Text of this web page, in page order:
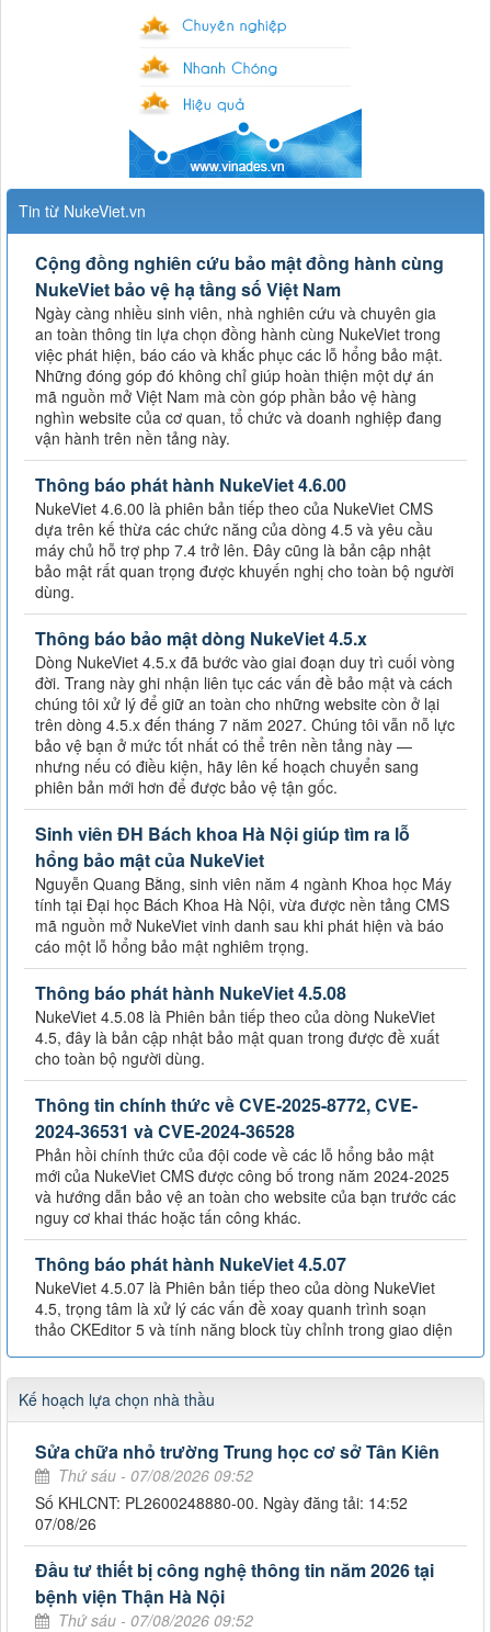
Tin từ NukeViet.vn
Cộng đồng nghiên cứu bảo mật đồng hành cùng
NukeViet bảo vệ hạ tầng số Việt Nam
Ngày càng nhiều sinh viên, nhà nghiên cứu và chuyên gia
an toàn thông tin lựa chọn đồng hành cùng NukeViet trong
việc phát hiện, báo cáo và khắc phục các lỗ hổng bảo mật.
Những đóng góp đó không chỉ giúp hoàn thiện một dự án
mã nguồn mở Việt Nam mà còn góp phần bảo vệ hàng
nghìn website của cơ quan, tổ chức và doanh nghiệp đang
vận hành trên nền tảng này.
Thông báo phát hành NukeViet 4.6.00
NukeViet 4.6.00 là phiên bản tiếp theo của NukeViet CMS
dựa trên kế thừa các chức năng của dòng 4.5 và yêu cầu
máy chủ hỗ trợ php 7.4 trở lên. Đây cũng là bản cập nhật
bảo mật rất quan trọng được khuyến nghị cho toàn bộ người
dùng.
Thông báo bảo mật dòng NukeViet 4.5.x
Dòng NukeViet 4.5.x đã bước vào giai đoạn duy trì cuối vòng
đời. Trang này ghi nhận liên tục các vấn đề bảo mật và cách
chúng tôi xử lý để giữ an toàn cho những website còn ở lại
trên dòng 4.5.x đến tháng 7 năm 2027. Chúng tôi vẫn nỗ lực
bảo vệ bạn ở mức tốt nhất có thể trên nền tảng này —
nhưng nếu có điều kiện, hãy lên kế hoạch chuyển sang
phiên bản mới hơn để được bảo vệ tận gốc.
Sinh viên ĐH Bách khoa Hà Nội giúp tìm ra lỗ
hổng bảo mật của NukeViet
Nguyễn Quang Bằng, sinh viên năm 4 ngành Khoa học Máy
tính tại Đại học Bách Khoa Hà Nội, vừa được nền tảng CMS
mã nguồn mở NukeViet vinh danh sau khi phát hiện và báo
cáo một lỗ hổng bảo mật nghiêm trọng.
Thông báo phát hành NukeViet 4.5.08
NukeViet 4.5.08 là Phiên bản tiếp theo của dòng NukeViet
4.5, đây là bản cập nhật bảo mật quan trong được đề xuất
cho toàn bộ người dùng.
Thông tin chính thức về CVE-2025-8772, CVE-
2024-36531 và CVE-2024-36528
Phản hồi chính thức của đội code về các lỗ hổng bảo mật
mới của NukeViet CMS được công bố trong năm 2024-2025
và hướng dẫn bảo vệ an toàn cho website của bạn trước các
nguy cơ khai thác hoặc tấn công khác.
Thông báo phát hành NukeViet 4.5.07
NukeViet 4.5.07 là Phiên bản tiếp theo của dòng NukeViet
4.5, trọng tâm là xử lý các vấn đề xoay quanh trình soạn
thảo CKEditor 5 và tính năng block tùy chỉnh trong giao diện
Kế hoạch lựa chọn nhà thầu
Sửa chữa nhỏ trường Trung học cơ sở Tân Kiên
Thứ sáu - 07/08/2026 09:52
Số KHLCNT: PL2600248880-00. Ngày đăng tải: 14:52
07/08/26
Đầu tư thiết bị công nghệ thông tin năm 2026 tại
bệnh viện Thận Hà Nội
Thứ sáu - 07/08/2026 09:52